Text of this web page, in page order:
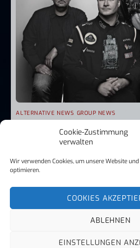
Cookie-Zustimmung
verwalten
Wir verwenden Cookies, um unsere Website
optimieren.
COOKIES
ABLEHNEN
EINSTELLUNGEN
ALTERNATIVE NEWS GROUP NEWS
Sternstaub: Eine Brücke in die